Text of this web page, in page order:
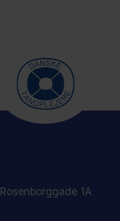
Rosenborggade 1A